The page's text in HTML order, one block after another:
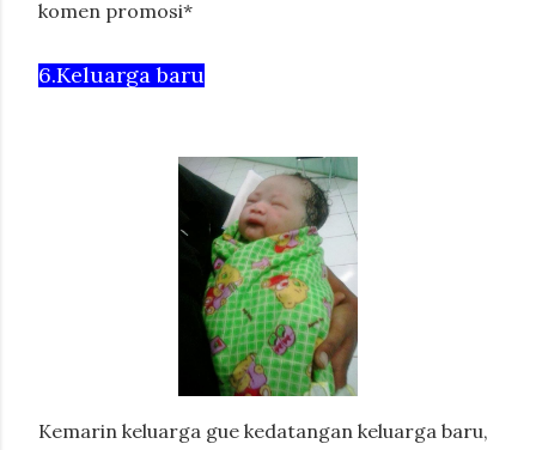
komen promosi*
6.Keluarga baru
Kemarin keluarga gue kedatangan keluarga baru,